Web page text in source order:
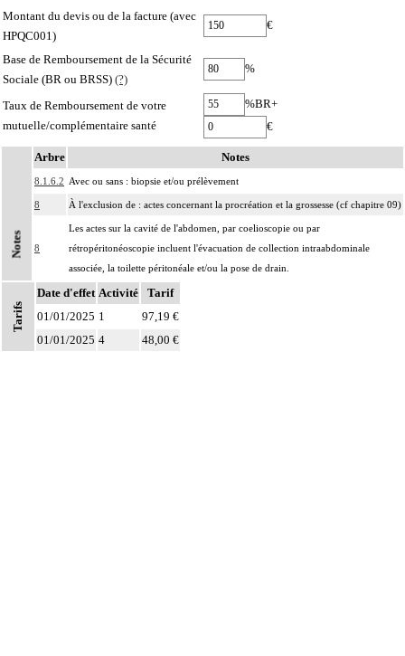
Montant du devis ou de la facture (avec
HPQC001)
€
Base de Remboursement de la Sécurité
Sociale (BR ou BRSS) (?)
%
Taux de Remboursement de votre
mutuelle/complémentaire santé
%BR+
€
Notes
Arbre Notes
8.1.6.2 Avec ou sans : biopsie et/ou prélèvement
8 À l'exclusion de : actes concernant la procréation et la grossesse (cf chapitre 09)
8
Les actes sur la cavité de l'abdomen, par coelioscopie ou par
rétropéritonéoscopie incluent l'évacuation de collection intraabdominale
associée, la toilette péritonéale et/ou la pose de drain.
8
Les actes sur la cavité de l'abdomen, par abord direct incluent l'évacuation de
collection intraabdominale associée, la toilette péritonéale et/ou la pose de
Tarifs
Date d'effet Activité
Tarif
01/01/2025 1
97,19 €
01/01/2025 4 48,00 €